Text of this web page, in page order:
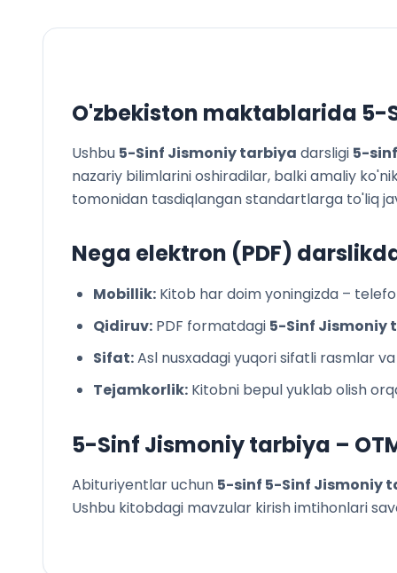
O'zbekiston maktablarida 5-
Ushbu 5-Sinf Jismoniy tarbiya darsligi 5-sinf
nazariy bilimlarini oshiradilar, balki amaliy
tomonidan tasdiqlangan standartlarga to'liq
Nega elektron (PDF)
Mobillik: Kitob har doim yoningizda –
Qidiruv: PDF formatdagi 5-Sinf Jismoniy
Sifat:Asl nusxadagi yuqori sifatli rasmlar
Tejamkorlik: Kitobni bepul yuklab olish
5-Sinf Jismoniy tarbiya –
Abituriyentlar uchun 5-sinf 5-Sinf Jismoniy
Ushbu kitobdagi mavzular kirish imtihonlari